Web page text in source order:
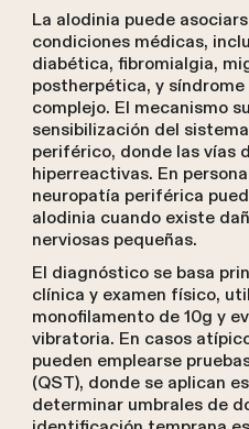
La alodinia puede
condiciones médicas,
diabética, fibromialgia,
postherpética, y
complejo. El mecanismo
sensibilización del
periférico, donde las vías
hiperreactivas. En
neuropatía periférica
alodinia cuando existe
nerviosas pequeñas.
El diagnóstico se basa
clínica y examen físico,
monofilamento de 10g y
vibratoria. En casos
pueden emplearse
(QST), donde se aplican
determinar umbrales de